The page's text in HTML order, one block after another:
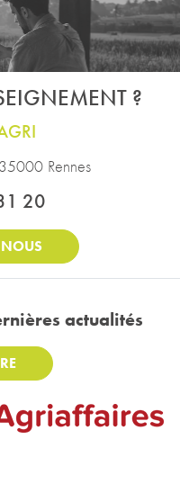
?
35000 Rennes
20
actualités